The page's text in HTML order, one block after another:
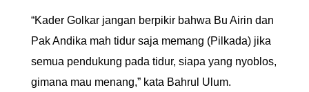
“Kader Golkar jangan berpikir bahwa Bu Airin dan
Pak Andika mah tidur saja memang (Pilkada) jika
semua pendukung pada tidur, siapa yang nyoblos,
gimana mau menang,” kata Bahrul Ulum.